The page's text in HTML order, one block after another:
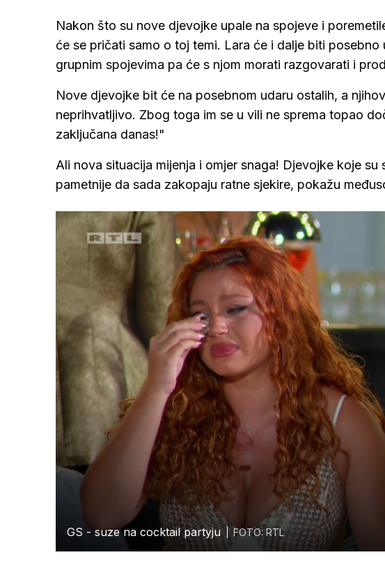
Nakon što su nove djevojke upale na spojeve i
će se pričati samo o toj temi. Lara će i dalje biti
grupnim spojevima pa će s njom morati razgovarati i
Nove djevojke bit će na posebnom udaru ostalih, a
neprihvatljivo. Zbog toga im se u vili ne sprema topao
zaključana danas!"
Ali nova situacija mijenja i omjer snaga! Djevojke koje
pametnije da sada zakopaju ratne sjekire, pokažu
GS - suze na cocktail partyju FOTO: RTL